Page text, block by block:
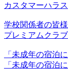
カスタマーハラ
学校関係者の皆
プレミアムクラ
「未成年の宿泊
「未成年の宿泊